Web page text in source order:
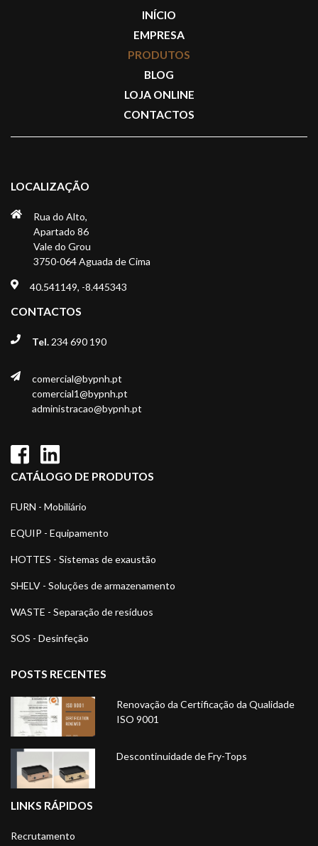
INÍCIO
EMPRESA
PRODUTOS
BLOG
LOJA ONLINE
CONTACTOS
LOCALIZAÇÃO
Rua do Alto,
Apartado 86
Vale do Grou
3750-064 Aguada de Cima
40.541149, -8.445343
CONTACTOS
Tel. 234 690 190
comercial@bypnh.pt
comercial1@bypnh.pt
administracao@bypnh.pt
CATÁLOGO DE PRODUTOS
FURN - Mobiliário
EQUIP - Equipamento
HOTTES - Sistemas de exaustão
SHELV - Soluções de armazenamento
WASTE - Separação de resíduos
SOS - Desinfeção
POSTS RECENTES
Renovação da Certificação da Qualidade
ISO 9001
Descontinuidade de Fry-Tops
LINKS RÁPIDOS
Recrutamento